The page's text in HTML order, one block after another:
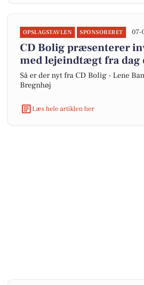
OPSLAGSTAVLEN SPONSORERET 07-
CD Bolig præsenterer
med lejeindtægt fra dag
Så er der nyt fra CD Bolig - Lene
Bregnhøj
Læs hele artiklen her